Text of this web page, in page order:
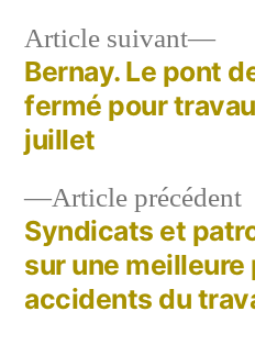
Navigation
de
l’article
Article précédent
Syndicats et
sur une
accidents du
Article suivant
Bernay. Le pont
fermé pour
juillet